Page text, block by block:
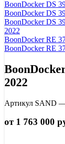
BoonDocker DS
BoonDocker DS
BoonDocker DS
2022
BoonDocker RE
BoonDocker RE
2022
Артикул SAND
от 1 763 000